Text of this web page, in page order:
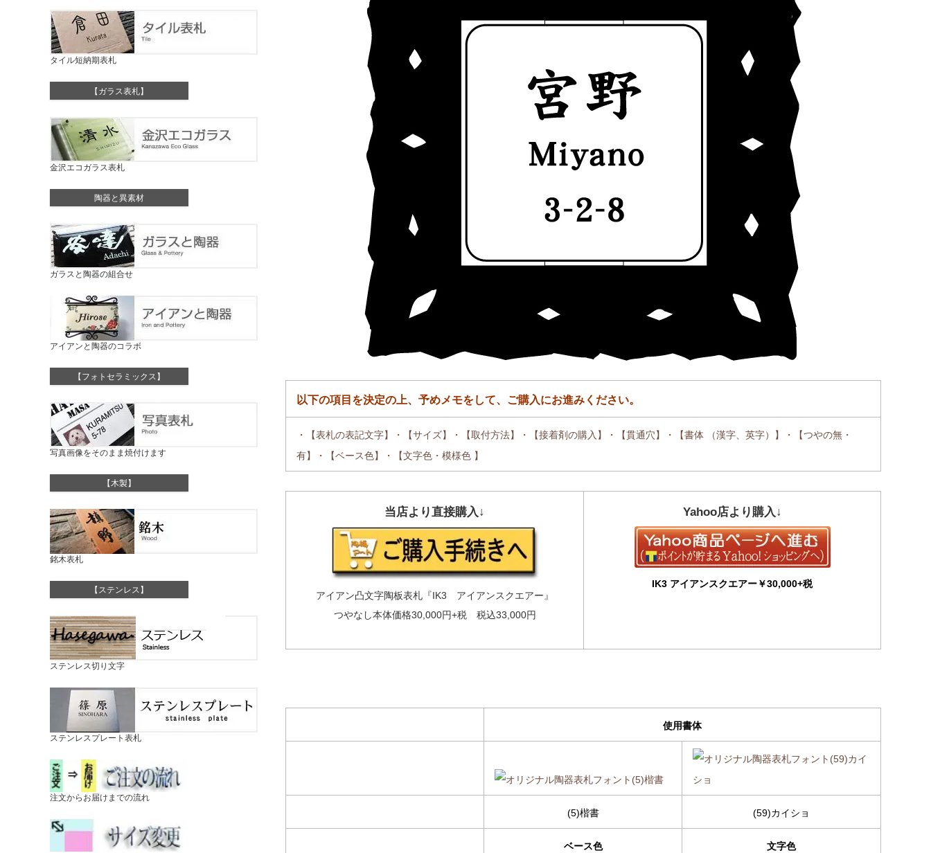
以下の項目を決定の上、予めメモをして、ご購入にお進みください。
・ 【表札の表記文字】 ・ 【サイズ】 ・ 【取付方法】 ・ 【接着剤の購入】 ・ 【貫通穴】 ・ 【書体 （漢字、英字）】 ・
【つやの無・
有】
・ 【ベース色】 ・ 【文字色・ 模様色 】
当店より直接購入↓
アイアン凸文字陶板表札『IK3 アイアンスクエアー』
つやなし本体価格30,000円+税 税込33,000円
Yahoo店より購入↓
IK3 アイアンスクエアー￥30,000+税
使用書体
(5)楷書 (59)カイショ
ベース色 文字色
タイル短納期表札
【ガラス表札】
金沢エコガラス表札
陶器と異素材
ガラスと陶器の組合せ
アイアンと陶器のコラボ
【フォトセラミックス】
写真画像をそのまま焼付けます
【木製】
銘木表札
【ステンレス】
ステンレス切り文字
ステンレスプレート表札
注文からお届けまでの流れ